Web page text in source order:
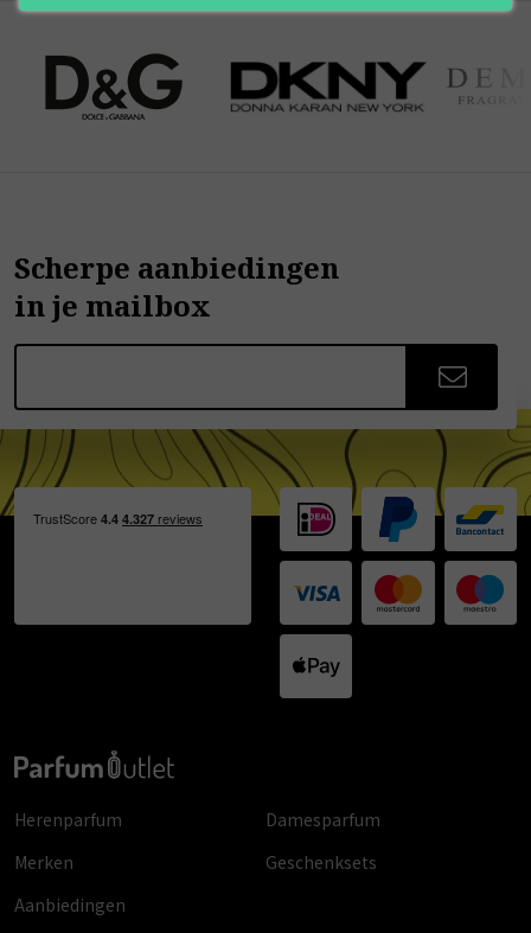
Scherpe aanbiedingen
in je mailbox
Herenparfum
Damesparfum
Merken
Geschenksets
Aanbiedingen